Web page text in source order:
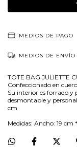
MEDIOS DE PAGO
MEDIOS DE ENVÍO
TOTE BAG JULIETTE
Confeccionado en
Su interior es forrado y
desmontable y
cm
Medidas: Ancho: 19